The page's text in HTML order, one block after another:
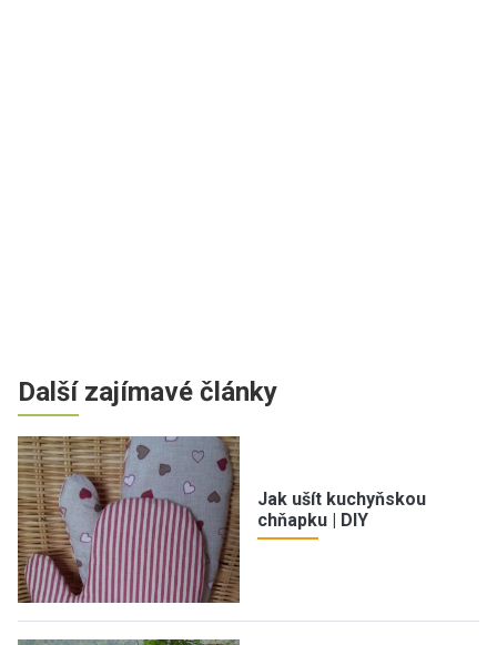
Další zajímavé články
Jak ušít kuchyňskou
chňapku | DIY